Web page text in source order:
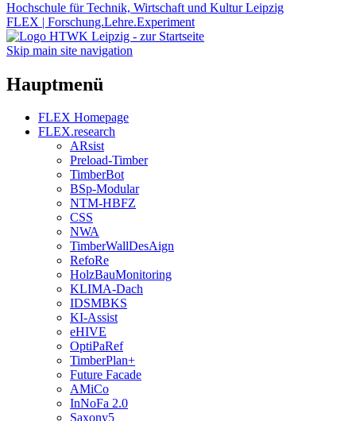
Hochschule für Technik, Wirtschaft und Kultur Leipzig
FLEX | Forschung.Lehre.Experiment
Skip main site navigation
Hauptmenü
FLEX Homepage
FLEX.research
ARsist
Preload-Timber
TimberBot
BSp-Modular
NTM-HBFZ
CSS
NWA
TimberWallDesAign
RefoRe
HolzBauMonitoring
KLIMA-Dach
IDSMBKS
KI-Assist
eHIVE
OptiPaRef
TimberPlan+
Future Facade
AMiCo
InNoFa 2.0
Saxony5